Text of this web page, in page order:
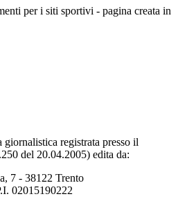
per i siti sportivi - pagina creata in
giornalistica registrata presso il
del 20.04.2005) edita da:
7 - 38122 Trento
02015190222